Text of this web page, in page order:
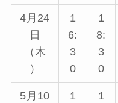
4月24
日
（木
）
1
6:
3
0
1
8:
3
0
5月10
1
1